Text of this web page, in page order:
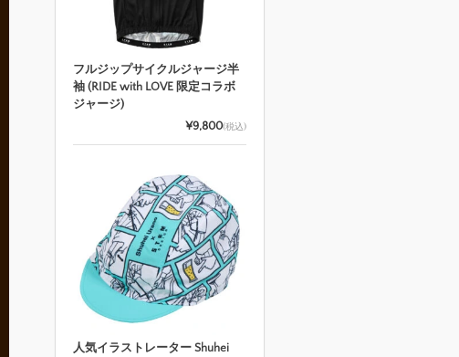
フルジップサイクルジャージ半
袖 (RIDE with LOVE 限定コラボ
ジャージ)
¥9,800(税込)
人気イラストレーター Shuhei